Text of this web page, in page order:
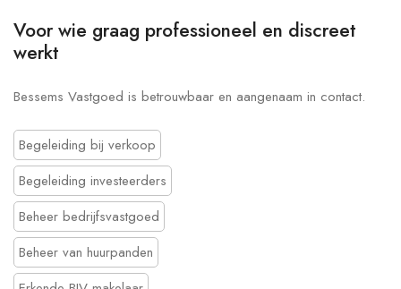
Voor wie graag professioneel en discreet
werkt
Bessems Vastgoed is betrouwbaar en aangenaam in contact.
Begeleiding bij verkoop
Begeleiding investeerders
Beheer bedrijfsvastgoed
Beheer van huurpanden